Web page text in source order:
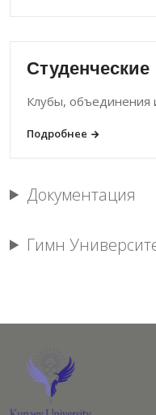
Клубы,
Подробнее
Документация
Гимн